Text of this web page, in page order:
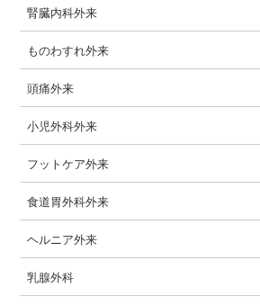
腎臓内科外来
ものわすれ外来
頭痛外来
小児外科外来
フットケア外来
食道胃外科外来
ヘルニア外来
乳腺外科